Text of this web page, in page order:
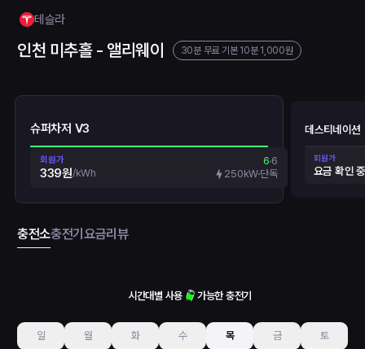
테슬라
인천 미추홀 - 앨리웨이 30분 무료기본 10분 1,000원
슈퍼차저 V3
회원가
339원/kWh
66
250kW단독
데스티네이션
회원가
요금 확인 중
충전소충전기요금리뷰
시간대별 사용 가능한 충전기
일 월 화 수 목 금 토